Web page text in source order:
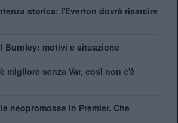
storica: l'Everton dovrà risarcire
Burnley: motivi e situazione
migliore senza Var, così non c'è
neopromosse in Premier. Che